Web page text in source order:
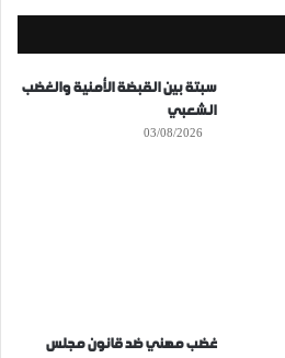
سبتة بين القبضة الأمنية والغضب
الشعبي
03/08/2026
غضب مهني ضد قانون مجلس